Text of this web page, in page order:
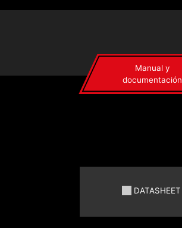
Manual y
documentación
DATASHEET